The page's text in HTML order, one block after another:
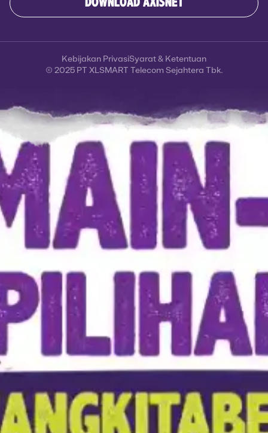
DOWNLOAD AXISNET
© 2025 PT XLSMART Telecom Sejahtera Tbk.
Kebijakan PrivasiSyarat & Ketentuan